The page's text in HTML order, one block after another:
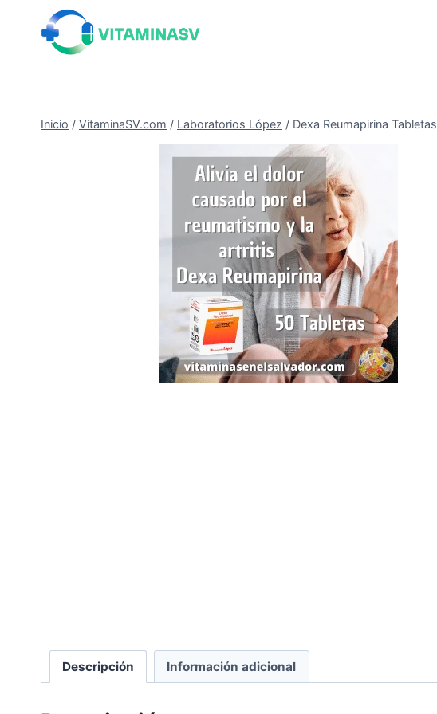
contenido
Inicio / VitaminaSV.com / Laboratorios López / Dexa Reumapirina Tabletas
Descripción Información adicional